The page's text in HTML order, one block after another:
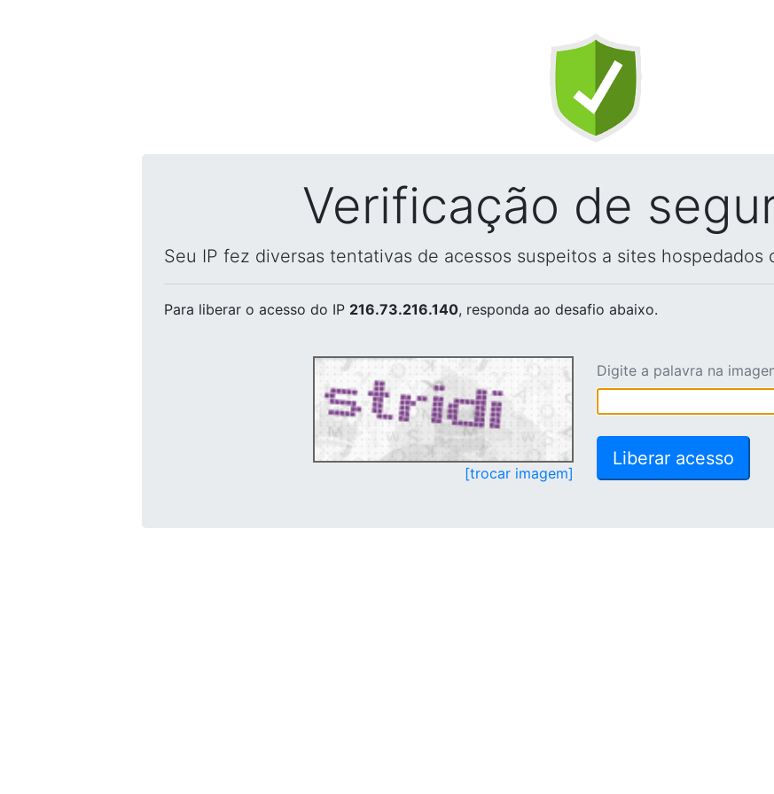
Verificação de
Seu IP fez diversas tentativas de acessos suspeitos a sites hospedados
Para liberar o acesso do IP 216.73.216.140, responda ao desafio abaixo.
[trocar imagem]
Digite a palavra na